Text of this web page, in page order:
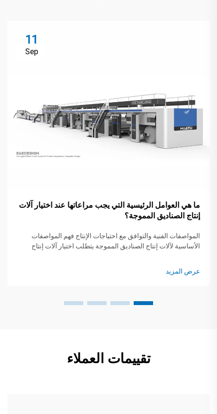
11
Sep
ما هي العوامل الرئيسية التي يجب مراعاتها عند اختيار آلات
إنتاج الصناديق المموجة؟
المواصفات الفنية والتوافق مع احتياجات الإنتاج فهم المواصفات
الأساسية لآلات إنتاج الصناديق المموجة يتطلب اختيار آلات إنتاج
التشغيل...
عرض المزيد
تقييمات العملاء